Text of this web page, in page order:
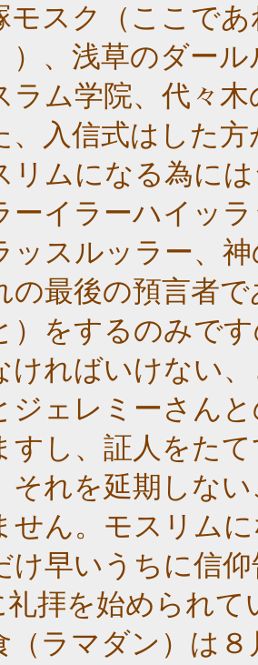
モスク（ここで
）、浅草のダー
ラム学院、代々
、入信式はした
リムになる為に
ーイラーハイッ
ッスルッラー、
の最後の預言者
）をするのみで
ければいけない
ジェレミーさん
すし、証人をた
それを延期しな
せん。モスリム
け早いうちに信
礼拝を始められ
（ラマダン）は